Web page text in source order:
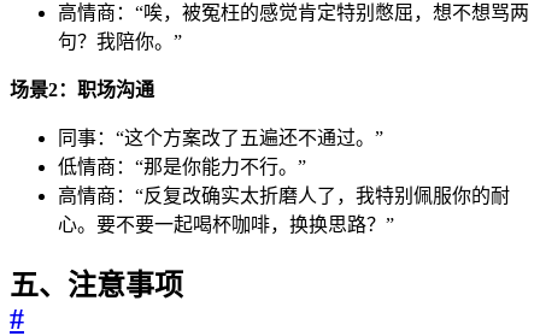
高情商：“唉，被冤枉的感觉肯定特别憋屈，想不想骂两
句？我陪你。”
场景2：职场沟通
同事：“这个方案改了五遍还不通过。”
低情商：“那是你能力不行。”
高情商：“反复改确实太折磨人了，我特别佩服你的耐
心。要不要一起喝杯咖啡，换换思路？”
五、注意事项
#